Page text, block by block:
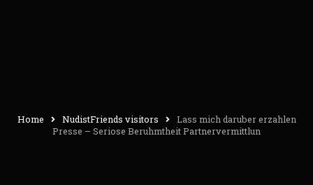
Home NudistFriends visitors
Lass mich daruber erzahlen
Presse – Seriose Beruhmtheit Partnervermittlun